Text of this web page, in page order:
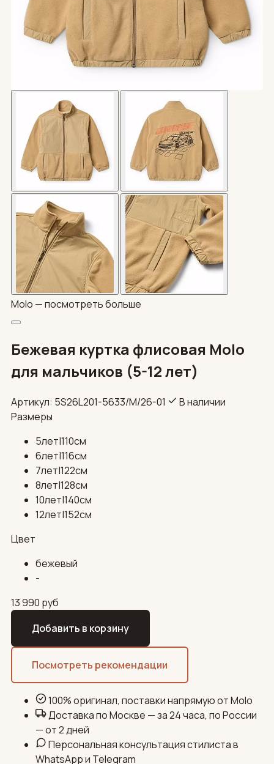
Molo —посмотреть больше
Бежевая куртка флисовая Molo
для мальчиков (5-12 лет)
Артикул: 5S26L201-5633/М/26-01
В наличии
Размеры
5лет|110см
6лет|116см
7лет|122см
8лет|128см
10лет|140см
12лет|152см
Цвет
бежевый
-
13 990 руб
Добавить в корзину
Посмотреть рекомендации
100% оригинал, поставки напрямую от Molo
Доставка по Москве — за 24 часа, по России
— от 2 дней
Персональная консультация стилиста в
WhatsApp и Telegram